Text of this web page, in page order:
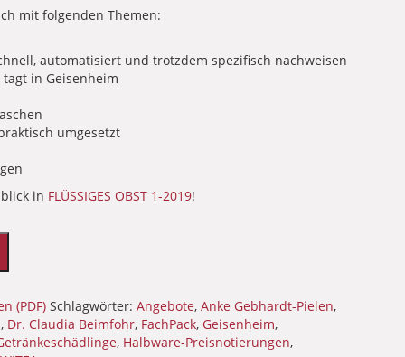
mit folgenden Themen:
automatisiert und trotzdem spezifisch nachweisen
tagt in Geisenheim
umgesetzt
in FLÜSSIGES OBST 1-2019!
(PDF) Schlagwörter:Angebote,Anke Gebhardt-Pielen,
, Dr. Claudia Beimfohr, FachPack,Geisenheim,
, Halbware-Preisnotierungen,